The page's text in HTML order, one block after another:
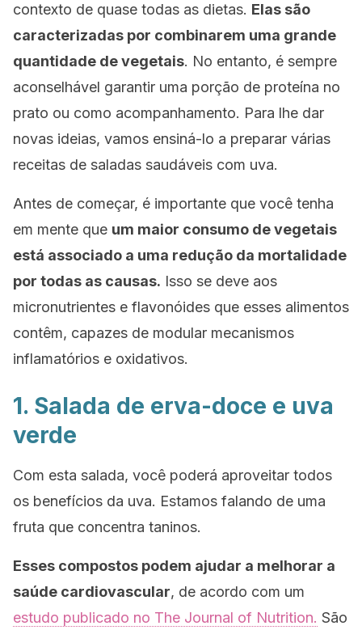
contexto de quase todas as dietas. Elas são
caracterizadas por combinarem uma grande
quantidade de vegetais. No entanto, é sempre
aconselhável garantir uma porção de proteína no
prato ou como acompanhamento. Para lhe dar
novas ideias, vamos ensiná-lo a preparar várias
receitas de saladas saudáveis com uva.
Antes de começar, é importante que você tenha
em mente que um maior consumo de vegetais
está associado a uma redução da mortalidade
por todas as causas. Isso se deve aos
micronutrientes e flavonóides que esses alimentos
contêm, capazes de modular mecanismos
inflamatórios e oxidativos.
1. Salada de erva-doce e uva
verde
Com esta salada, você poderá aproveitar todos
os benefícios da uva. Estamos falando de uma
fruta que concentra taninos.
Esses compostos podem ajudar a melhorar a
saúde cardiovascular, de acordo com um
estudo publicado no The Journal of Nutrition. São